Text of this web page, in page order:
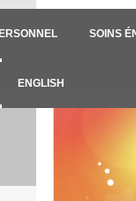
SOINS
ENGLISH